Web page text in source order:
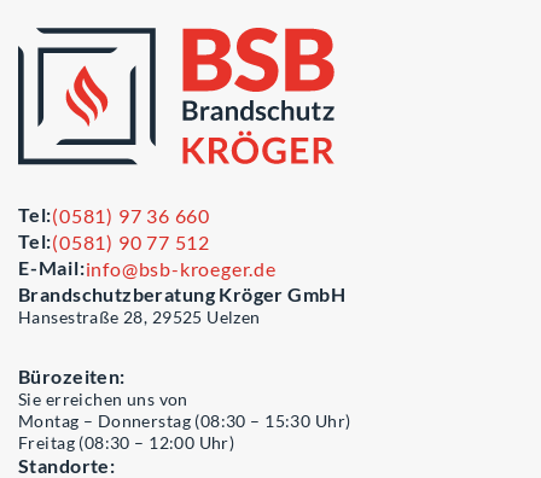
Tel:(0581) 97 36 660
Tel:(0581) 90 77 512
E-Mail:info@bsb-kroeger.de
Brandschutzberatung Kröger GmbH
Hansestraße 28, 29525 Uelzen
Bürozeiten:
Sie erreichen uns von
Montag – Donnerstag (08:30 – 15:30 Uhr)
Freitag (08:30 – 12:00 Uhr)
Standorte: